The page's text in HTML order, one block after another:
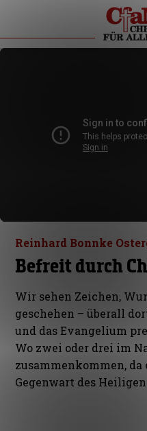
Reinhard Bonnke
Befreit durch
Wir sehen Zeichen,
geschehen – überall
und das Evangelium
Wo zwei oder drei im
zusammenkommen,
Gegenwart des Heiligen